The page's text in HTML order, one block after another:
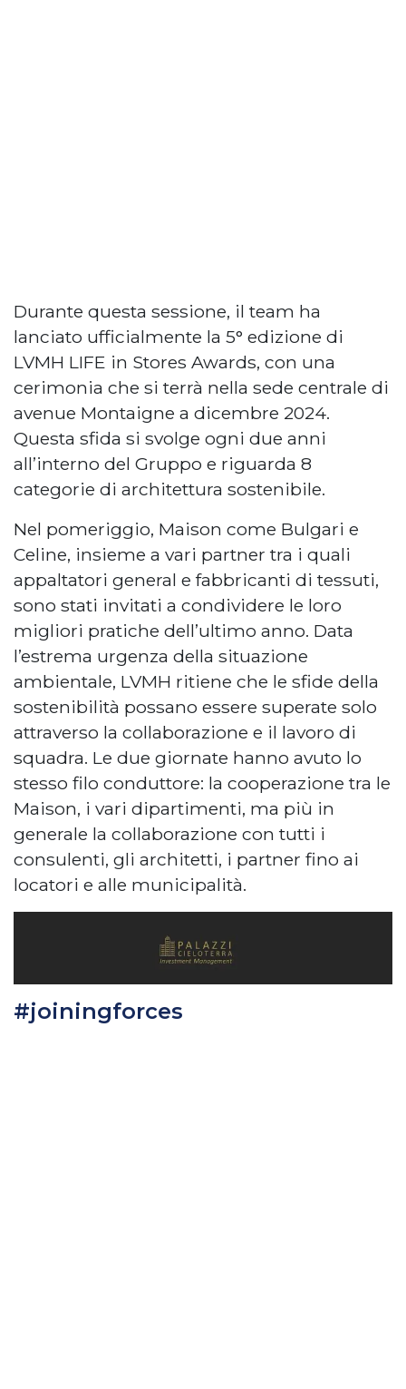
Durante questa sessione, il team ha
lanciato ufficialmente la 5° edizione di
LVMH LIFE in Stores Awards, con una
cerimonia che si terrà nella sede centrale di
avenue Montaigne a dicembre 2024.
Questa sfida si svolge ogni due anni
all’interno del Gruppo e riguarda 8
categorie di architettura sostenibile.
Nel pomeriggio, Maison come Bulgari e
Celine, insieme a vari partner tra i quali
appaltatori general e fabbricanti di tessuti,
sono stati invitati a condividere le loro
migliori pratiche dell’ultimo anno. Data
l’estrema urgenza della situazione
ambientale, LVMH ritiene che le sfide della
sostenibilità possano essere superate solo
attraverso la collaborazione e il lavoro di
squadra. Le due giornate hanno avuto lo
stesso filo conduttore: la cooperazione tra le
Maison, i vari dipartimenti, ma più in
generale la collaborazione con tutti i
consulenti, gli architetti, i partner fino ai
locatori e alle municipalità.
#joiningforces